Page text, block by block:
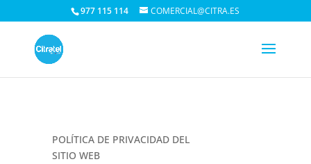
977 115 114 COMERCIAL@CITRA.ES
POLÍTICA DE PRIVACIDAD DEL
SITIO WEB